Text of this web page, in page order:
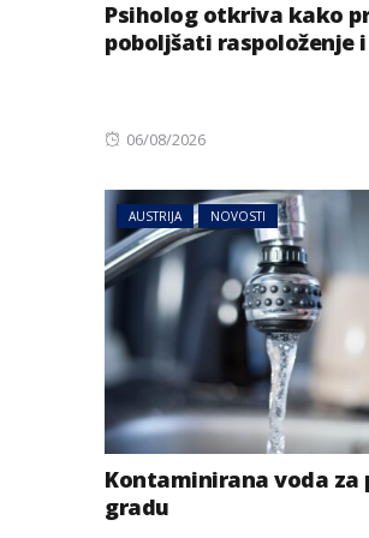
Psiholog otkriva kako
poboljšati raspoloženje
Posted
06/08/2026
AUSTRIJA NOVOSTI
Kontaminirana voda za
gradu